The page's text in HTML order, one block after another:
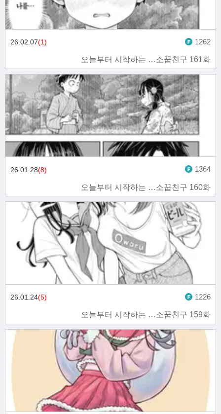
오늘부터 시작하는 …소꿉친구 161화
26.02.07(1) 1262
오늘부터 시작하는 …소꿉친구 160화
26.01.28(8) 1364
오늘부터 시작하는 …소꿉친구 159화
26.01.24(5) 1226